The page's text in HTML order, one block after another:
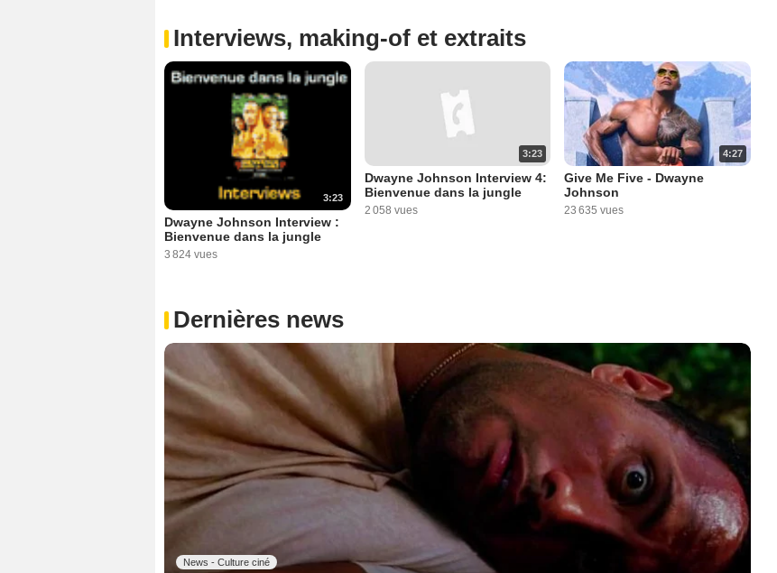
Interviews, making-of et extraits
3:23
Dwayne Johnson Interview :
Bienvenue dans la jungle
3 824 vues
3:23
Dwayne Johnson Interview 4:
Bienvenue dans la jungle
2 058 vues
4:27
Give Me Five - Dwayne
Johnson
23 635 vues
Dernières news
News - Culture ciné